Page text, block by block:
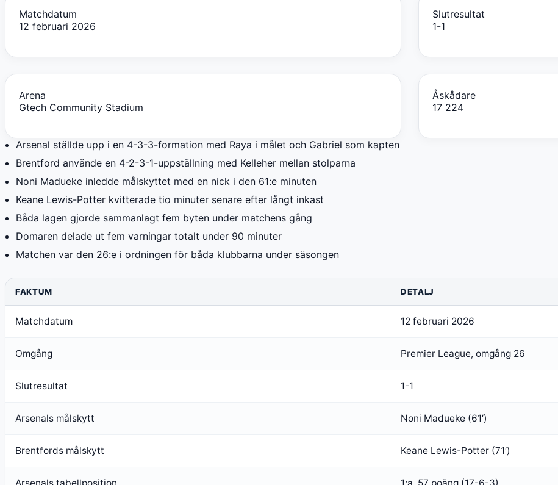
Matchdatum
12 februari 2026
Slutresultat
1-1
Arena
Gtech Community Stadium
Åskådare
17 224
Arsenal ställde upp i en 4-3-3-formation med Raya i målet och Gabriel som kapten
Brentford använde en 4-2-3-1-uppställning med Kelleher mellan stolparna
Noni Madueke inledde målskyttet med en nick i den 61:e minuten
Keane Lewis-Potter kvitterade tio minuter senare efter långt inkast
Båda lagen gjorde sammanlagt fem byten under matchens gång
Domaren delade ut fem varningar totalt under 90 minuter
Matchen var den 26:e i ordningen för båda klubbarna under säsongen
FAKTUM DETALJ
Matchdatum 12 februari 2026
Omgång Premier League, omgång 26
Slutresultat 1-1
Arsenals målskytt Noni Madueke (61′)
Brentfords målskytt Keane Lewis-Potter (71′)